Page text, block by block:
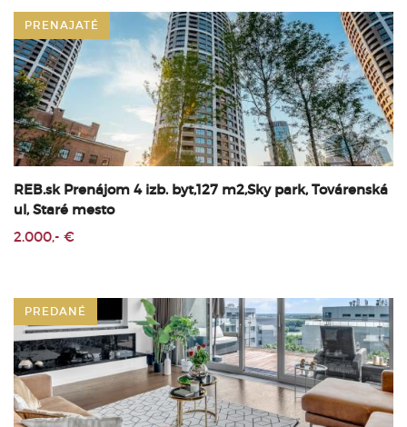
PRENAJATÉ
REB.sk Prenájom 4 izb. byt,127 m2,Sky park, Továrenská
ul, Staré mesto
2.000,- €
PREDANÉ